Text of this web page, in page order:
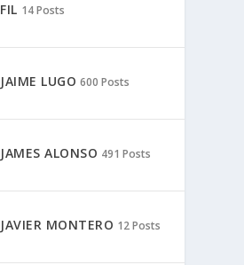
FIL 14 Posts
JAIME LUGO 600 Posts
JAMES ALONSO 491 Posts
JAVIER MONTERO 12 Posts